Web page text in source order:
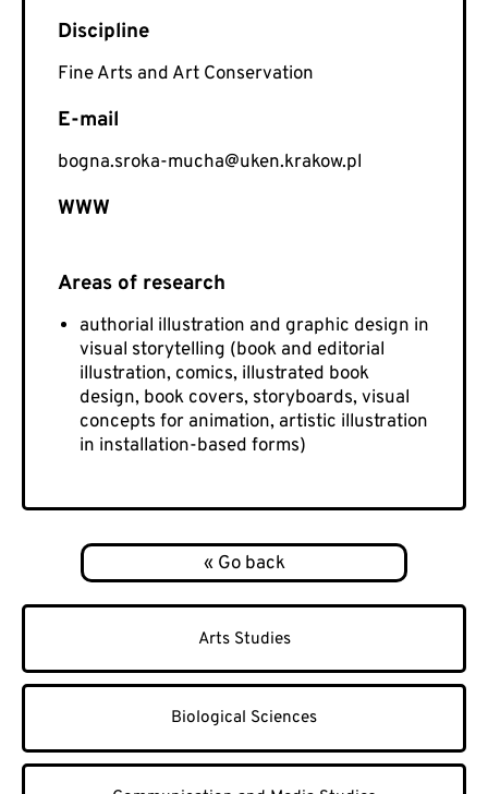
Fine Arts and Art Conservation
E-mail
bogna.sroka-mucha@uken.krakow.pl
WWW
authorial illustration and graphic design in
visual storytelling (book and editorial
illustration, comics, illustrated book
design, book covers, storyboards, visual
concepts for animation, artistic illustration
in installation-based forms)
Arts Studies
Biological Sciences